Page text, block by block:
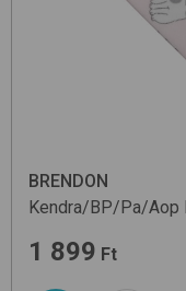
BRENDON
Kendra/BP/Pa/Aop
1 899 Ft